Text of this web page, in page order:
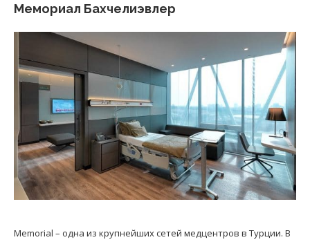
Мемориал Бахчелиэвлер
Memorial – одна из крупнейших сетей медцентров в Турции. В